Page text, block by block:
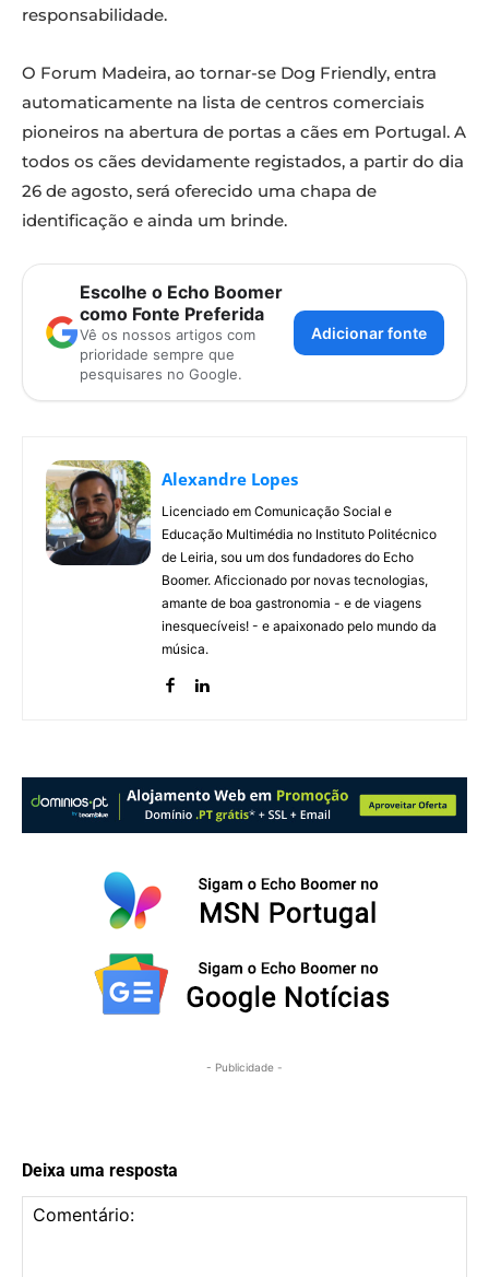
responsabilidade.
O Forum Madeira, ao tornar-se Dog Friendly, entra
automaticamente na lista de centros comerciais
pioneiros na abertura de portas a cães em Portugal. A
todos os cães devidamente registados, a partir do dia
26 de agosto, será oferecido uma chapa de
identificação e ainda um brinde.
Escolhe o Echo Boomer
como Fonte Preferida
Vê os nossos artigos com
prioridade sempre que
pesquisares no Google.
Adicionar fonte
Alexandre Lopes
Licenciado em Comunicação Social e
Educação Multimédia no Instituto Politécnico
de Leiria, sou um dos fundadores do Echo
Boomer. Aficcionado por novas tecnologias,
amante de boa gastronomia - e de viagens
inesquecíveis! - e apaixonado pelo mundo da
música.
- Publicidade -
Deixa uma resposta